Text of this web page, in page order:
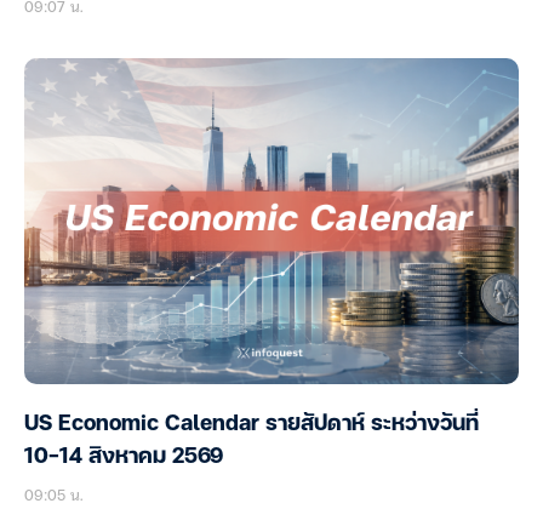
09:07 น.
US Economic Calendar รายสัปดาห์ ระหว่างวันที่
10-14 สิงหาคม 2569
09:05 น.